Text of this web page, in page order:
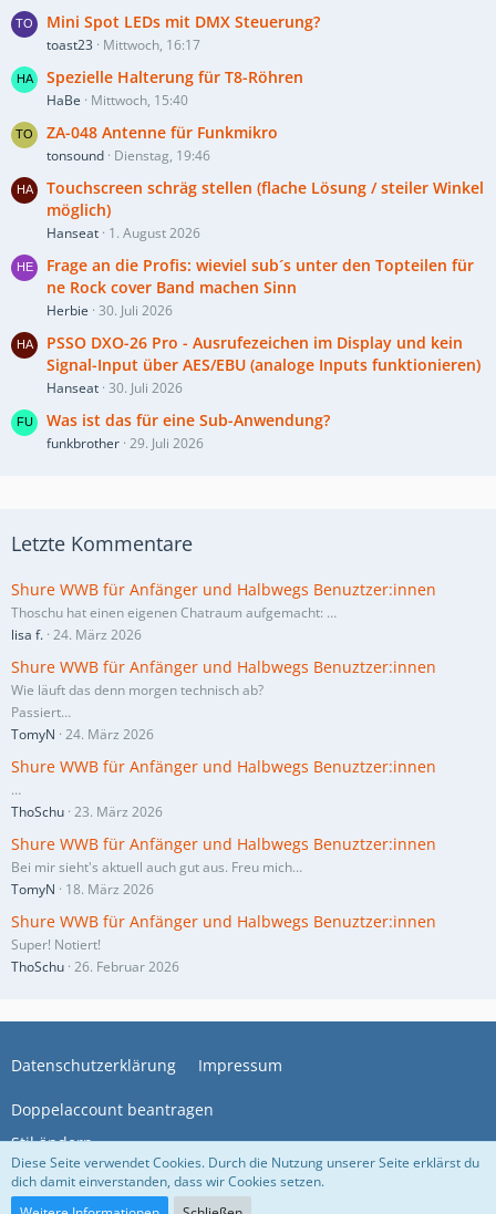
Mini Spot LEDs mit DMX Steuerung?
toast23 Mittwoch, 16:17
Spezielle Halterung für T8-Röhren
HaBe Mittwoch, 15:40
ZA-048 Antenne für Funkmikro
tonsound Dienstag, 19:46
Touchscreen schräg stellen (flache Lösung / steiler Winkel
möglich)
Hanseat 1. August 2026
Frage an die Profis: wieviel sub´s unter den Topteilen für
ne Rock cover Band machen Sinn
Herbie 30. Juli 2026
PSSO DXO-26 Pro - Ausrufezeichen im Display und kein
Signal-Input über AES/EBU (analoge Inputs funktionieren)
Hanseat 30. Juli 2026
Was ist das für eine Sub-Anwendung?
funkbrother 29. Juli 2026
Letzte Kommentare
Shure WWB für Anfänger und Halbwegs Benuztzer:innen
Thoschu hat einen eigenen Chatraum aufgemacht: …
lisa f. 24. März 2026
Shure WWB für Anfänger und Halbwegs Benuztzer:innen
Wie läuft das denn morgen technisch ab?
Passiert…
TomyN 24. März 2026
Shure WWB für Anfänger und Halbwegs Benuztzer:innen
…
ThoSchu 23. März 2026
Shure WWB für Anfänger und Halbwegs Benuztzer:innen
Bei mir sieht's aktuell auch gut aus. Freu mich…
TomyN
18. März 2026
Shure WWB für Anfänger und Halbwegs Benuztzer:innen
Super! Notiert!
ThoSchu 26. Februar 2026
Stil ändern
Datenschutzerklärung Impressum
Doppelaccount beantragen
Community-Software:
Diese Seite verwendet Cookies. Durch die Nutzung unserer Seite erklärst du
dich damit einverstanden, dass wir Cookies setzen.